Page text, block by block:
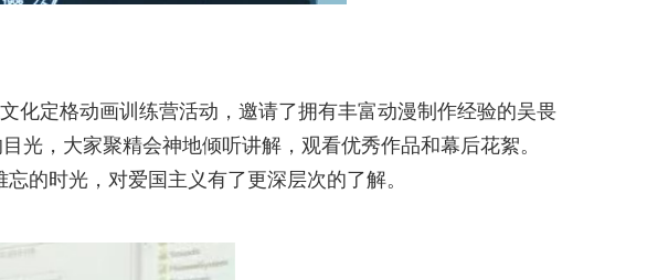
化定格动画训练营活动，邀请了拥有丰富动漫制作经验的吴畏
光，大家聚精会神地倾听讲解，观看优秀作品和幕后花絮。
的时光，对爱国主义有了更深层次的了解。